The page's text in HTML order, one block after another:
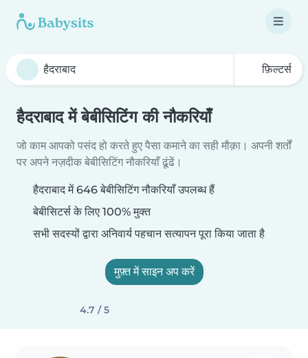
फ़िल्टर्स
हैदराबाद में बेबीसिटिंग की नौकरियाँ
जो काम आपको पसंद हो करते हुए पैसा कमाने का सही मौक़ा। अपनी शर्तों
पर अपने नज़दीक बेबीसिटिंग नौकरियाँ ढूंढें।
हैदराबाद में 646 बेबीसिटिंग नौकरियाँ उपलब्ध हैं
बेबीसिटर्स के लिए 100% मुक्त
सभी सदस्यों द्वारा अनिवार्य पहचान सत्यापन पूरा किया जाता है
मुफ़्त में साइन अप करें
4.7 / 5